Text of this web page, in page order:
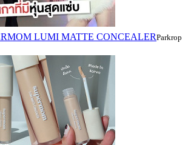
LUMI MATTE CONCEALERParkrop